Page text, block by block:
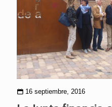
16 septiembre, 2016